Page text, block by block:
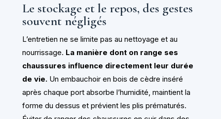
Le stockage et le repos, des gestes
souvent négligés
L’entretien ne se limite pas au nettoyage et au
nourrissage. La manière dont on range ses
chaussures influence directement leur durée
de vie.Un embauchoir en bois de cèdre inséré
après chaque port absorbe l’humidité, maintient la
forme du dessus et prévient les plis prématurés.